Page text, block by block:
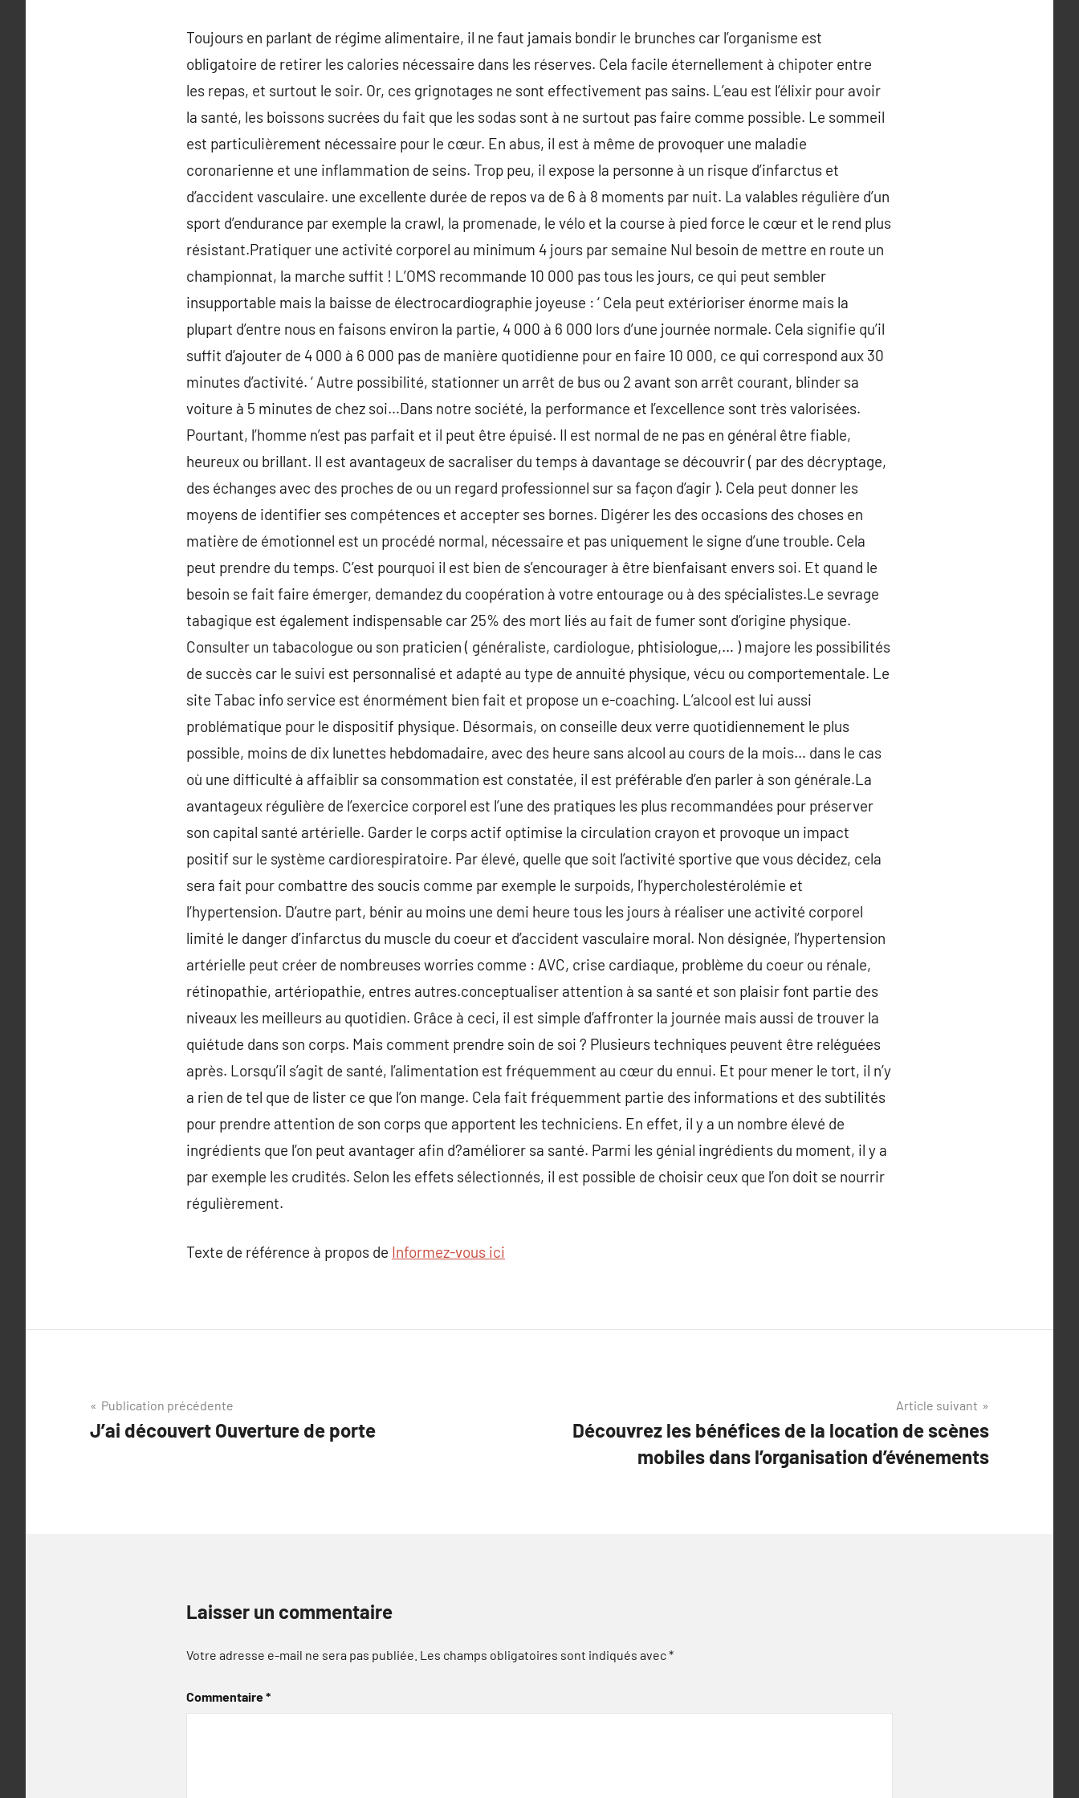
Toujours en parlant de régime alimentaire, il ne faut jamais bondir le brunches car l’organisme est
obligatoire de retirer les calories nécessaire dans les réserves. Cela facile éternellement à chipoter entre
les repas, et surtout le soir. Or, ces grignotages ne sont effectivement pas sains. L’eau est l’élixir pour avoir
la santé, les boissons sucrées du fait que les sodas sont à ne surtout pas faire comme possible. Le sommeil
est particulièrement nécessaire pour le cœur. En abus, il est à même de provoquer une maladie
coronarienne et une inflammation de seins. Trop peu, il expose la personne à un risque d’infarctus et
d’accident vasculaire. une excellente durée de repos va de 6 à 8 moments par nuit. La valables régulière d’un
sport d’endurance par exemple la crawl, la promenade, le vélo et la course à pied force le cœur et le rend plus
résistant.Pratiquer une activité corporel au minimum 4 jours par semaine Nul besoin de mettre en route un
championnat, la marche suffit ! L’OMS recommande 10 000 pas tous les jours, ce qui peut sembler
insupportable mais la baisse de électrocardiographie joyeuse : ‘ Cela peut extérioriser énorme mais la
plupart d’entre nous en faisons environ la partie, 4 000 à 6 000 lors d’une journée normale. Cela signifie qu’il
suffit d’ajouter de 4 000 à 6 000 pas de manière quotidienne pour en faire 10 000, ce qui correspond aux 30
minutes d’activité. ‘ Autre possibilité, stationner un arrêt de bus ou 2 avant son arrêt courant, blinder sa
voiture à 5 minutes de chez soi…Dans notre société, la performance et l’excellence sont très valorisées.
Pourtant, l’homme n’est pas parfait et il peut être épuisé. Il est normal de ne pas en général être fiable,
heureux ou brillant. Il est avantageux de sacraliser du temps à davantage se découvrir ( par des décryptage,
des échanges avec des proches de ou un regard professionnel sur sa façon d’agir ). Cela peut donner les
moyens de identifier ses compétences et accepter ses bornes. Digérer les des occasions des choses en
matière de émotionnel est un procédé normal, nécessaire et pas uniquement le signe d’une trouble. Cela
peut prendre du temps. C’est pourquoi il est bien de s’encourager à être bienfaisant envers soi. Et quand le
besoin se fait faire émerger, demandez du coopération à votre entourage ou à des spécialistes.Le sevrage
tabagique est également indispensable car 25% des mort liés au fait de fumer sont d’origine physique.
Consulter un tabacologue ou son praticien ( généraliste, cardiologue, phtisiologue,… ) majore les possibilités
de succès car le suivi est personnalisé et adapté au type de annuité physique, vécu ou comportementale. Le
site Tabac info service est énormément bien fait et propose un e-coaching. L’alcool est lui aussi
problématique pour le dispositif physique. Désormais, on conseille deux verre quotidiennement le plus
possible, moins de dix lunettes hebdomadaire, avec des heure sans alcool au cours de la mois… dans le cas
où une difficulté à affaiblir sa consommation est constatée, il est préférable d’en parler à son générale.La
avantageux régulière de l’exercice corporel est l’une des pratiques les plus recommandées pour préserver
son capital santé artérielle. Garder le corps actif optimise la circulation crayon et provoque un impact
positif sur le système cardiorespiratoire. Par élevé, quelle que soit l’activité sportive que vous décidez, cela
sera fait pour combattre des soucis comme par exemple le surpoids, l’hypercholestérolémie et
l’hypertension. D’autre part, bénir au moins une demi heure tous les jours à réaliser une activité corporel
limité le danger d’infarctus du muscle du coeur et d’accident vasculaire moral. Non désignée, l’hypertension
artérielle peut créer de nombreuses worries comme : AVC, crise cardiaque, problème du coeur ou rénale,
rétinopathie, artériopathie, entres autres.conceptualiser attention à sa santé et son plaisir font partie des
niveaux les meilleurs au quotidien. Grâce à ceci, il est simple d’affronter la journée mais aussi de trouver la
quiétude dans son corps. Mais comment prendre soin de soi ? Plusieurs techniques peuvent être reléguées
après. Lorsqu’il s’agit de santé, l’alimentation est fréquemment au cœur du ennui. Et pour mener le tort, il n’y
a rien de tel que de lister ce que l’on mange. Cela fait fréquemment partie des informations et des subtilités
pour prendre attention de son corps que apportent les techniciens. En effet, il y a un nombre élevé de
ingrédients que l’on peut avantager afin d?améliorer sa santé. Parmi les génial ingrédients du moment, il y a
par exemple les crudités. Selon les effets sélectionnés, il est possible de choisir ceux que l’on doit se nourrir
régulièrement.
Texte de référence à propos de Informez-vous ici
Navigation
de
Publication précédente
J’ai découvert Ouverture de porte
Article suivant
Découvrez les bénéfices de la location de scènes
mobiles dans l’organisation d’événements
Laisser un commentaire
Votre adresse e-mail ne sera pas publiée. Les champs obligatoires sont indiqués avec*
Commentaire*